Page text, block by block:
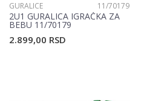
GURALICE 11/70179
2U1 GURALICA IGRAČKA ZA
BEBU 11/70179
2.899,00 RSD